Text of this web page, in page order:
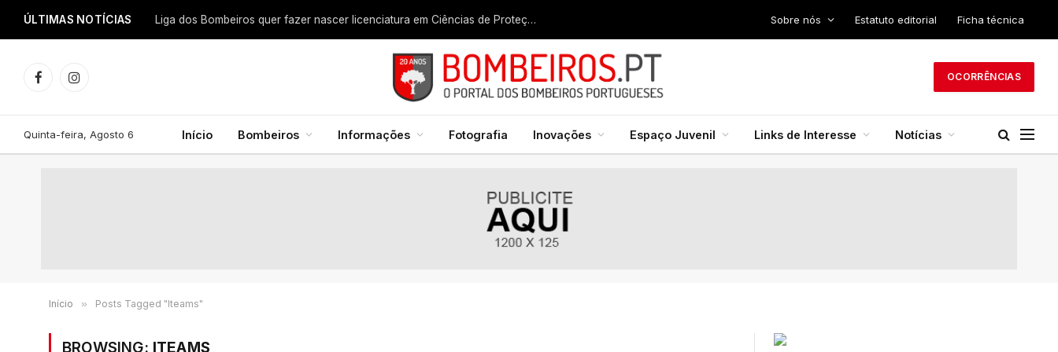
ÚLTIMAS NOTÍCIAS Liga dos Bombeiros quer fazer nascer licenciatura em Ciências de Proteção Civil e Bombeiros Sobre nós Estatuto editorial Ficha técnica
FacebookInstagram
OCORRÊNCIAS
Quinta-feira, Agosto 6 Início Bombeiros Informações Fotografia Inovações Espaço Juvenil Links de Interesse Notícias
Início » Posts Tagged "Iteams"
BROWSING: ITEAMS